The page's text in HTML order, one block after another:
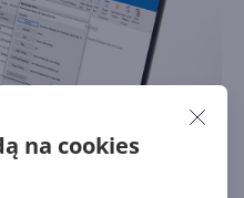
na cookies